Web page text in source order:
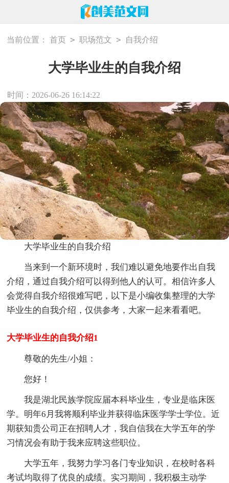
当前位置： 首页 > 职场范文 > 自我介绍
大学毕业生的自我介绍
时间：2026-06-26 16:14:22
大学毕业生的自我介绍
当来到一个新环境时，我们难以避免地要作出自我
介绍，通过自我介绍可以得到他人的认可。相信许多人
会觉得自我介绍很难写吧，以下是小编收集整理的大学
毕业生的自我介绍，仅供参考，大家一起来看看吧。
大学毕业生的自我介绍1
尊敬的先生/小姐：
您好！
我是湖北民族学院应届本科毕业生，专业是临床医
学。明年6月我将顺利毕业并获得临床医学学士学位。近
期获知贵公司正在招聘人才，我自信我在大学五年的学
习情况会有助于我来应聘这些职位。
大学五年，我努力学习各门专业知识，在校时各科
考试均取得了优良的成绩。实习期间，我积极主动学